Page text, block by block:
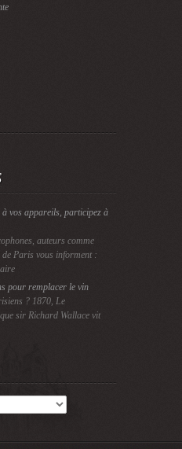
vos appareils, participez à
auteurs comme
Paris vous informent :
pour remplacer le vin
? 1870, Le
sir Richard Wallace vit